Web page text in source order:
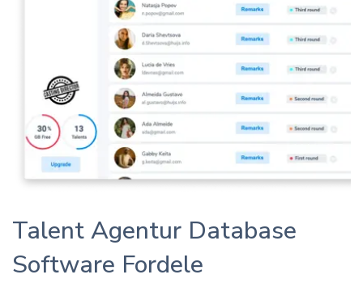
Talent Agentur Database
Software Fordele